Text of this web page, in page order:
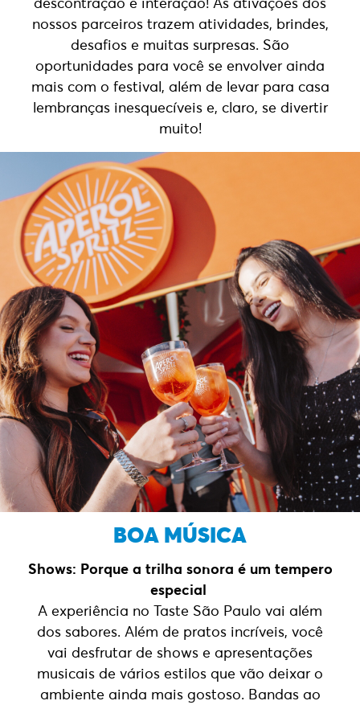
nossos parceiros trazem atividades, brindes,
desafios e muitas surpresas. São
oportunidades para você se envolver ainda
mais com o festival, além de levar para casa
lembranças inesquecíveis e, claro, se divertir
muito!
BOA MÚSICA
Shows: Porque a trilha sonora é um tempero
especial
A experiência no Taste São Paulo vai além
dos sabores. Além de pratos incríveis, você
vai desfrutar de shows e apresentações
musicais de vários estilos que vão deixar o
ambiente ainda mais gostoso. Bandas ao